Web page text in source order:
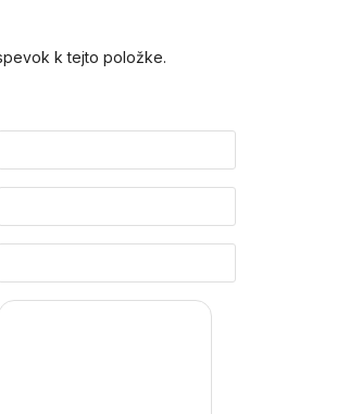
k tejto položke.